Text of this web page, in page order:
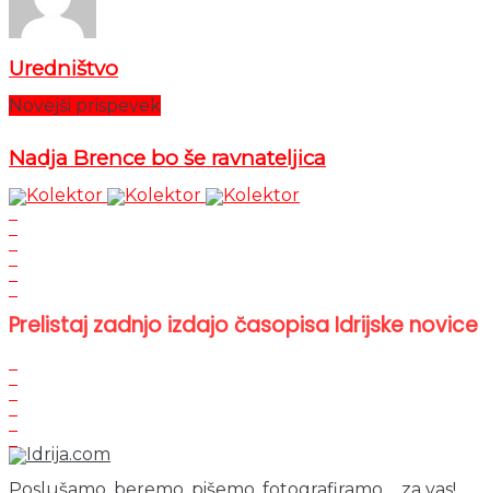
Uredništvo
Novejši prispevek
Nadja Brence bo še ravnateljica
Prelistaj zadnjo izdajo časopisa Idrijske novice